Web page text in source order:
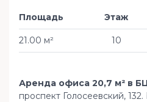
Площадь
21.00 м²
Этаж
10
Аренда офиса 20,7 м² в
проспект Голосеевский,